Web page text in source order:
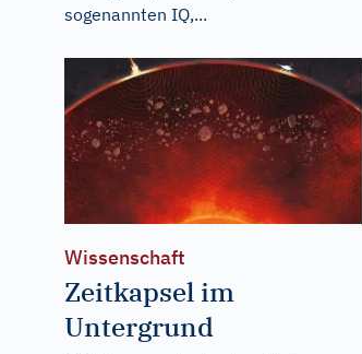
sogenannten IQ,...
Wissenschaft
Zeitkapsel im
Untergrund